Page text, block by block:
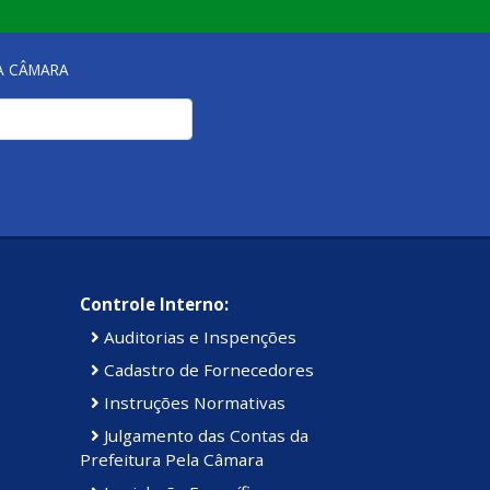
CÂMARA
Controle Interno:
Auditorias e Inspenções
Cadastro de Fornecedores
Instruções Normativas
Julgamento das Contas da
Prefeitura Pela Câmara